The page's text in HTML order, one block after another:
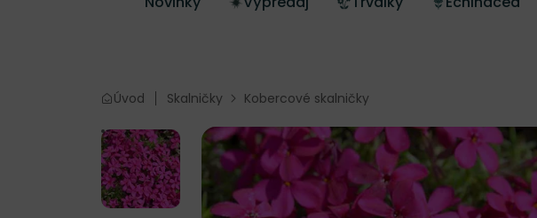
Úvod Skalničky Kobercové skalničky